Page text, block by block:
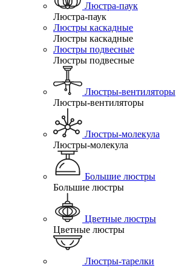
Люстра-паук
Люстра-паук
Люстры каскадные
Люстры каскадные
Люстры подвесные
Люстры подвесные
Люстры-вентиляторы
Люстры-вентиляторы
Люстры-молекула
Люстры-молекула
Большие люстры
Большие люстры
Цветные люстры
Цветные люстры
Люстры-тарелки